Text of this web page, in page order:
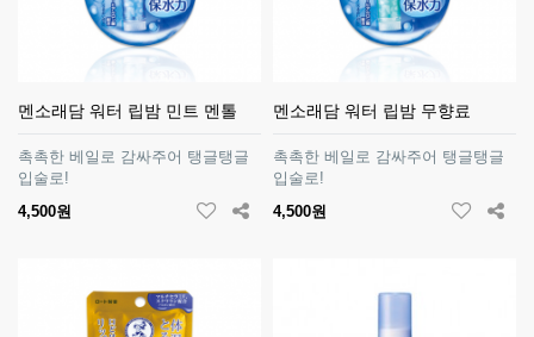
멘소래담 워터 립밤 민트 멘톨
촉촉한 베일로 감싸주어 탱글탱글
입술로!
4,500원
멘소래담 워터 립밤 무향료
촉촉한 베일로 감싸주어 탱글탱글
입술로!
4,500원